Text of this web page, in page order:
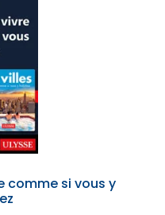
comme si vous y